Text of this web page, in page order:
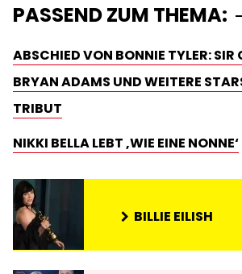
PASSEND ZUM THEMA:
ABSCHIED VON BONNIE TYLER: SIR
BRYAN ADAMS UND WEITERE
TRIBUT
NIKKI BELLA LEBT ‚WIE EINE NONNE‘
BILLIE EILISH